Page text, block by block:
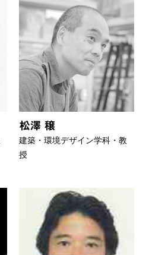
松澤 穣
建築・環境デザイン学科・教
授